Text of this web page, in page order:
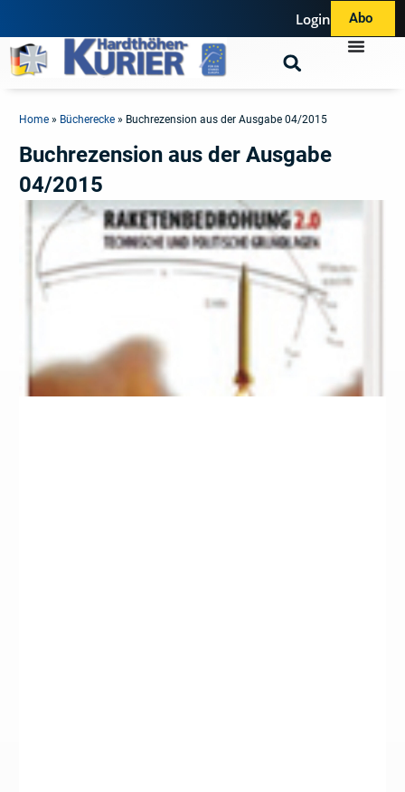
Login Abo
Home » Bücherecke » Buchrezension aus der Ausgabe 04/2015
Buchrezension aus der Ausgabe
04/2015